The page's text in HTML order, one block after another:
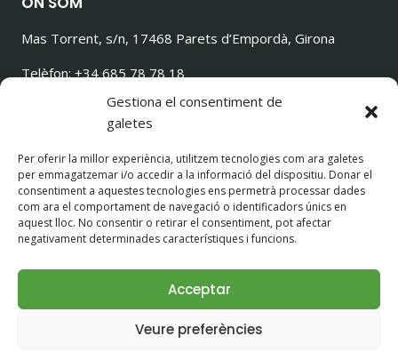
Gestiona el consentiment de
galetes
Per oferir la millor experiència, utilitzem tecnologies com ara galetes
per emmagatzemar i/o accedir a la informació del dispositiu. Donar el
consentiment a aquestes tecnologies ens permetrà processar dades
com ara el comportament de navegació o identificadors únics en
aquest lloc. No consentir o retirar el consentiment, pot afectar
negativament determinades característiques i funcions.
Acceptar
Veure preferències
Mas Torrent, s/n, 17468 Parets d’Empordà, Girona
Telèfon: +34 685 78 78 18
ilovetorrencito@gmail.com
SEGUEIX-NOS!
© 2026 Casa Rural con Perros Girona - Mastorrencito